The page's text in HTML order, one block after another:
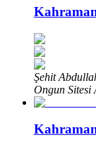
Şehit
Ongun Sitesi